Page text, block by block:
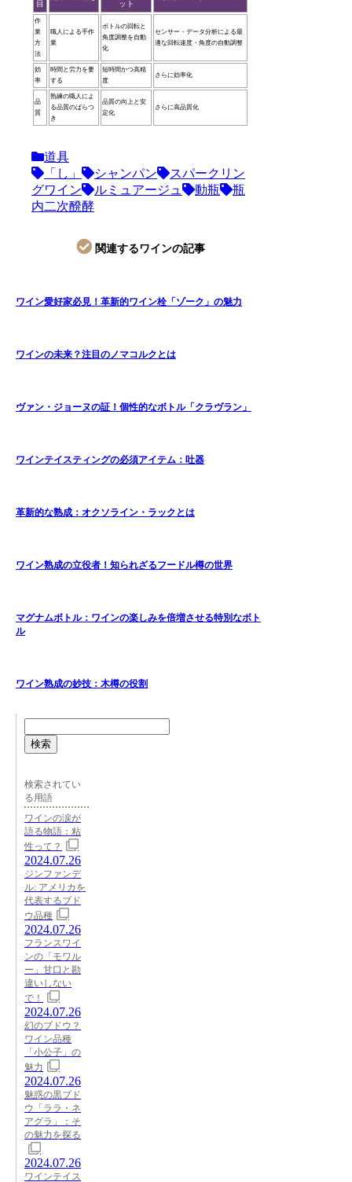
目
ット
作
業
方
法
職人による手作
業
ボトルの回転と
角度調整を自動
化
センサー・データ分析による最
適な回転速度・角度の自動調整
効
率
時間と労力を要
する
短時間かつ高精
度
さらに効率化
品
質
熟練の職人によ
る品質のばらつ
き
品質の向上と安
定化
さらに高品質化
道具
「し」
シャンパン
スパークリン
グワイン
ルミュアージュ 動瓶
瓶
内二次醗酵
関連するワインの記事
ワイン愛好家必見！革新的ワイン栓「ゾーク」の魅力
ワインの未来？注目のノマコルクとは
ヴァン・ジョーヌの証！個性的なボトル「クラヴラン」
ワインテイスティングの必須アイテム：吐器
革新的な熟成：オクソライン・ラックとは
ワイン熟成の立役者！知られざるフードル樽の世界
マグナムボトル：ワインの楽しみを倍増させる特別なボト
ル
ワイン熟成の妙技：木樽の役割
検索
検索されてい
る用語
ワインの涙が
語る物語：粘
性って？
2024.07.26
ジンファンデ
ル: アメリカを
代表するブド
ウ品種
2024.07.26
フランスワイ
ンの「モワル
ー」甘口と勘
違いしない
で！
2024.07.26
幻のブドウ？
ワイン品種
「小公子」の
魅力
2024.07.26
魅惑の黒ブド
ウ「ララ・ネ
アグラ」：そ
の魅力を探る
2024.07.26
ワインテイス